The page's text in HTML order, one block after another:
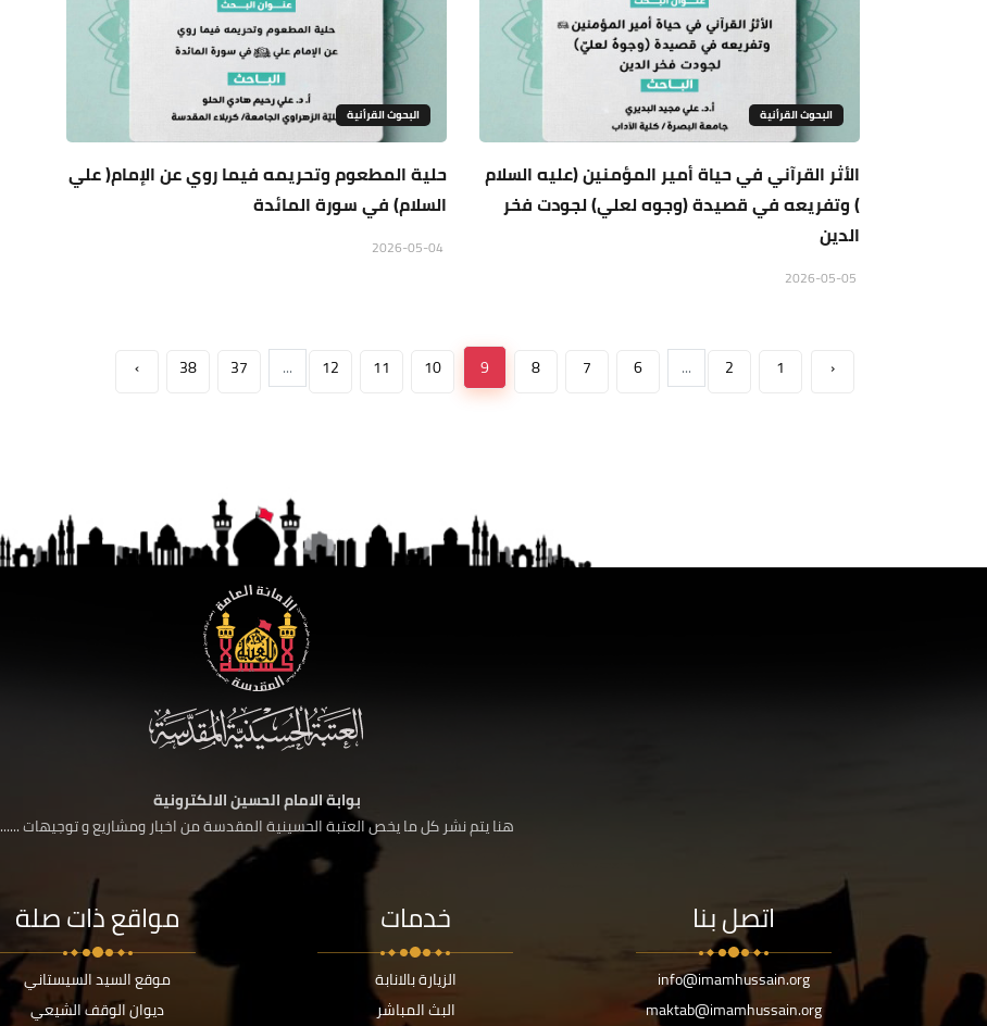
البحوث القرأنية
الأثر القرآني في حياة أمير المؤمنين (عليه السلام
) وتفريعه في قصيدة (وجوه لعلي) لجودت فخر
الدين
البحوث القرأنية
حلية المطعوم وتحريمه فيما روي عن الإمام( علي
السلام) في سورة المائدة
‹
1
2
...
6
7
8
9
10
11
12
...
37
38
›
بوابة الامام الحسين الالكترونية
هنا يتم نشر كل ما يخص العتبة الحسينية المقدسة من اخبار ومشاريع و توجيهات ......
اتصل بنا
info@imamhussain.org
maktab@imamhussain.org
خدمات
الزيارة بالانابة
البث المباشر
مواقع ذات صلة
موقع السيد السيستاني
ديوان الوقف الشيعي